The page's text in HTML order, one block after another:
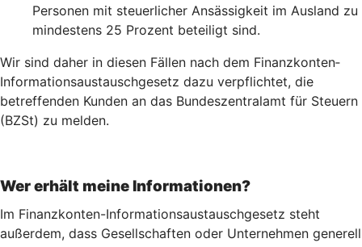
Personen mit steuerlicher Ansässigkeit im Ausland zu
mindestens 25 Prozent beteiligt sind.
Wir sind daher in diesen Fällen nach dem Finanz­konten­
Informations­austausch­gesetz dazu verpflichtet, die
betreffenden Kunden an das Bundeszentralamt für Steuern
(BZSt) zu melden.
Wer erhält meine Informationen?
Im Finanzkonten-Informationsaustauschgesetz steht
außerdem, dass Gesellschaften oder Unternehmen generell